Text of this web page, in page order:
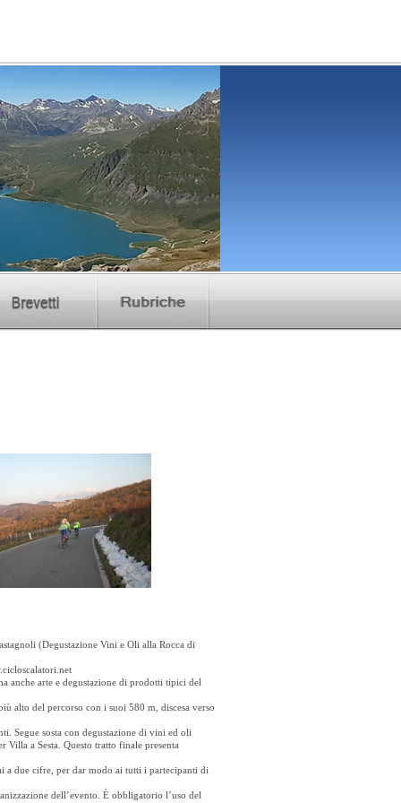
(Degustazione Vini e Oli alla Rocca di
anche arte e degustazione di prodotti tipici del
alto del percorso con i suoi 580 m, discesa verso
Segue sosta con degustazione di vini ed oli
Villa a Sesta. Questo tratto finale presenta
a due cifre, per dar modo ai tutti i partecipanti di
dell’evento. È obbligatorio l’uso del